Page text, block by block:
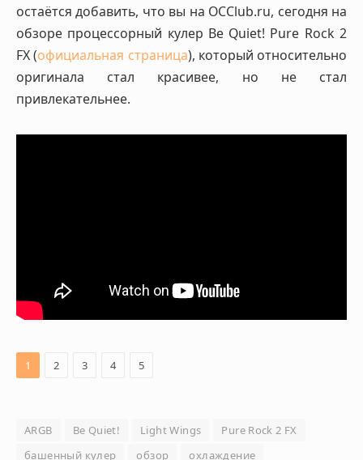
остаётся добавить, что вы на OCClub.ru, сегодня на
обзоре процессорный кулер Be Quiet! Pure Rock 2
FX (официальная страница), который относительно
оригинала стал красивее, но не стал
привлекательнее.
1 2 3 4 5
ARGB Be Quiet! Light Wings
Pure Rock 2 FX
башенный кулер
обзор охлаждение